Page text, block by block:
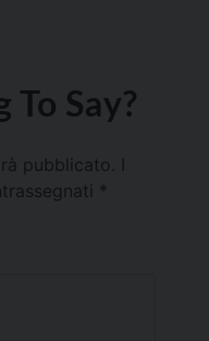
To Say?
pubblicato.
*